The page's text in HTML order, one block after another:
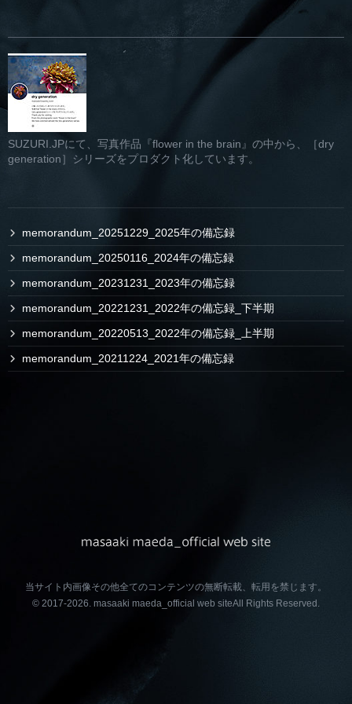
SUZURI.JPにて、写真作品『flower in the brain』の中から、［dry
generation］シリーズをプロダクト化しています。
memorandum_20251229_2025年の備忘録
memorandum_20250116_2024年の備忘録
memorandum_20231231_2023年の備忘録
memorandum_20221231_2022年の備忘録_下半期
memorandum_20220513_2022年の備忘録_上半期
memorandum_20211224_2021年の備忘録
当サイト内画像その他全てのコンテンツの無断転載、転用を禁じます。
© 2017-2026. masaaki maeda_official web siteAll Rights Reserved.